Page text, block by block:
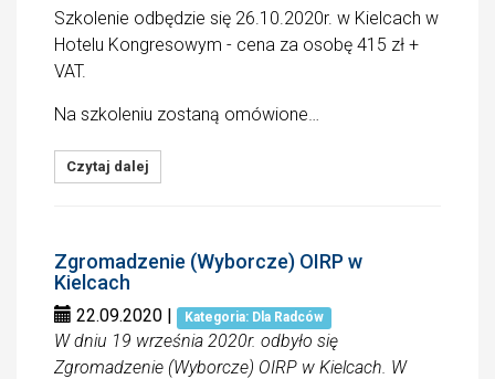
Szkolenie odbędzie się 26.10.2020r. w Kielcach w
Hotelu Kongresowym - cena za osobę 415 zł +
VAT.
Na szkoleniu zostaną omówione…
Czytaj dalej
Zgromadzenie (Wyborcze) OIRP w
Kielcach
22.09.2020 | Kategoria: Dla Radców
W dniu 19 września 2020r. odbyło się
Zgromadzenie (Wyborcze) OIRP w Kielcach. W